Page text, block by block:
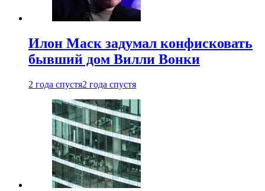
Илон Маск задумал конфисковать
бывший дом Вилли Вонки
2 года спустя2 года спустя